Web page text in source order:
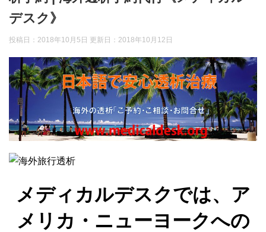
デスク》
投稿日：2018年10月5日 更新日： 2018年10月12日
メディカルデスクでは、ア
メリカ・ニューヨークへの